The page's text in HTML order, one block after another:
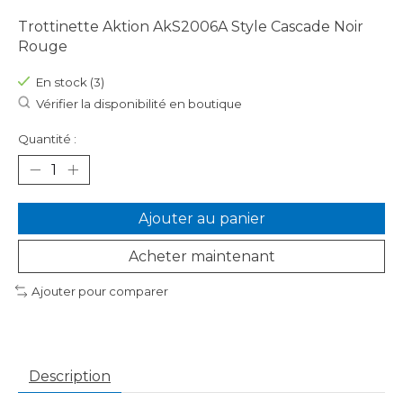
Trottinette Aktion AkS2006A Style Cascade Noir
Rouge
En stock (3)
Vérifier la disponibilité en boutique
Quantité :
Ajouter au panier
Acheter maintenant
Ajouter pour comparer
Description